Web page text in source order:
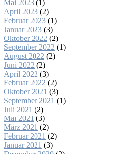
Mai 2023 (1)
April 2023 (2)
Februar 2023 (1)
Januar 2023 (3)
Oktober 2022 (2)
September 2022 (1)
August 2022 (2)
Juni 2022 (2)
April 2022 (3)
Februar 2022 (2)
Oktober 2021 (3)
September 2021 (1)
Juli 2021 (2)
Mai 2021 (3)
März 2021 (2)
Februar 2021 (2)
Januar 2021 (3)